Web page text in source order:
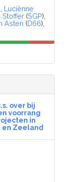
Luciënne
Stoffer (SGP),
Asten (D66),
over bij
voorrang
in
en Zeeland